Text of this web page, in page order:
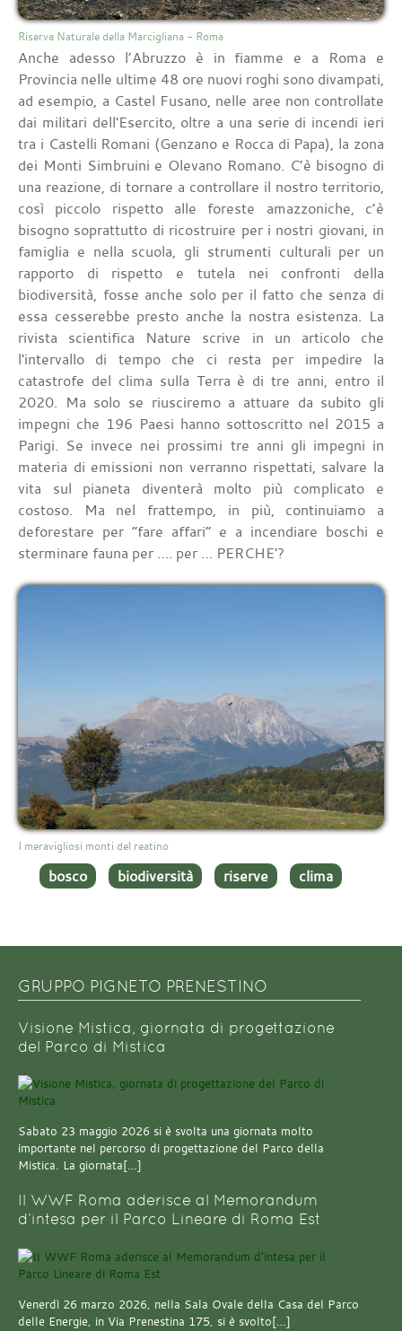
Riserva Naturale della Marcigliana - Roma
Anche adesso l’Abruzzo è in fiamme e a Roma e
Provincia nelle ultime 48 ore nuovi roghi sono divampati,
ad esempio, a Castel Fusano, nelle aree non controllate
dai militari dell'Esercito, oltre a una serie di incendi ieri
tra i Castelli Romani (Genzano e Rocca di Papa), la zona
dei Monti Simbruini e Olevano Romano. C’è bisogno di
una reazione, di tornare a controllare il nostro territorio,
così piccolo rispetto alle foreste amazzoniche, c’è
bisogno soprattutto di ricostruire per i nostri giovani, in
famiglia e nella scuola, gli strumenti culturali per un
rapporto di rispetto e tutela nei confronti della
biodiversità, fosse anche solo per il fatto che senza di
essa cesserebbe presto anche la nostra esistenza. La
rivista scientifica Nature scrive in un articolo che
l'intervallo di tempo che ci resta per impedire la
catastrofe del clima sulla Terra è di tre anni, entro il
2020. Ma solo se riusciremo a attuare da subito gli
impegni che 196 Paesi hanno sottoscritto nel 2015 a
Parigi. Se invece nei prossimi tre anni gli impegni in
materia di emissioni non verranno rispettati, salvare la
vita sul pianeta diventerà molto più complicato e
costoso. Ma nel frattempo, in più, continuiamo a
deforestare per “fare affari” e a incendiare boschi e
sterminare fauna per …. per … PERCHE'?
I meravigliosi monti del reatino
bosco biodiversità riserve clima
GRUPPO PIGNETO PRENESTINO
Visione Mistica, giornata di progettazione
del Parco di Mistica
Sabato 23 maggio 2026 si è svolta una giornata molto
importante nel percorso di progettazione del Parco della
Mistica. La giornata[…]
Il WWF Roma aderisce al Memorandum
d’intesa per il Parco Lineare di Roma Est
Venerdì 26 marzo 2026, nella Sala Ovale della Casa del Parco
delle Energie, in Via Prenestina 175, si è svolto[…]